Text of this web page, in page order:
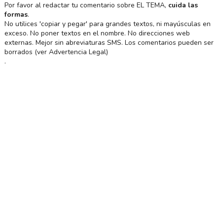
Por favor al redactar tu comentario sobre EL TEMA, cuida las
formas.
No utilices 'copiar y pegar' para grandes textos, ni mayúsculas en
exceso. No poner textos en el nombre. No direcciones web
externas. Mejor sin abreviaturas SMS. Los comentarios pueden ser
borrados (ver Advertencia Legal)
.